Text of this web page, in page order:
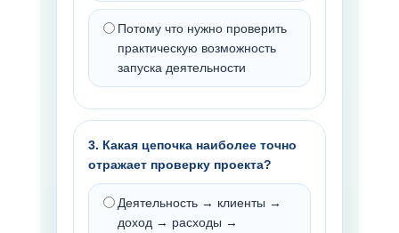
Потому что нужно проверить
практическую возможность
запуска деятельности
3. Какая цепочка наиболее точно
отражает проверку проекта?
Деятельность → клиенты →
доход → расходы →